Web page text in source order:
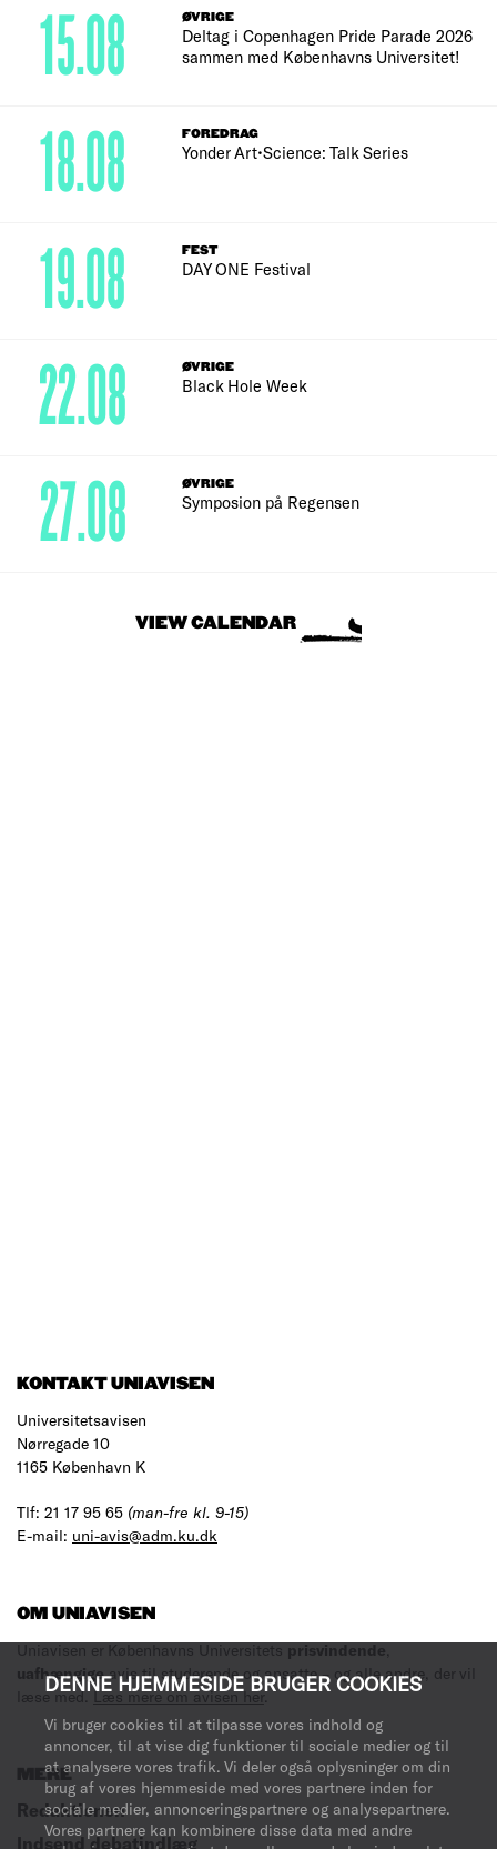
DENNE HJEMMESIDE BRUGER COOKIES
Vi bruger cookies til at tilpasse vores indhold og
annoncer, til at vise dig funktioner til sociale medier og til
at analysere vores trafik. Vi deler også oplysninger om din
brug af vores hjemmeside med vores partnere inden for
sociale medier, annonceringspartnere og analysepartnere.
Vores partnere kan kombinere disse data med andre
ØVRIGE
Deltag i Copenhagen Pride Parade 2026
sammen med Københavns Universitet!
15.08
FOREDRAG
Yonder Art•Science: Talk Series
18.08
FEST
DAY ONE Festival
19.08
ØVRIGE
Black Hole Week
22.08
ØVRIGE
Symposion på Regensen
27.08
VIEW CALENDAR
KONTAKT UNIAVISEN
Universitetsavisen
Nørregade 10
1165 København K
Tlf: 21 17 95 65 (man-fre kl. 9-15)
E-mail: uni-avis@adm.ku.dk
OM UNIAVISEN
Uniavisen er Københavns Universitets prisvindende
uafhængigeavis til studerende og ansatte – og alle andre, der vil
læse med. Læs mere om avisen her.
MERE
Redaktionen
Indsend debatindlæg